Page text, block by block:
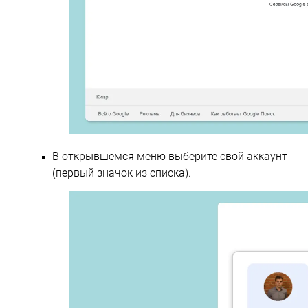
В открывшемся меню выберите свой аккаунт
(первый значок из списка).